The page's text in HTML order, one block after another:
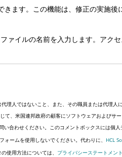
きます。この機能は、修正の実施後
ァイルの名前を入力します。アク
理人ではないこと、また、その職員または代理人
て、米国連邦政府の顧客にソフトウェアおよびサ
い合わせください。このコメントボックスには個人
ームを使用しないでください。代わりに、 HCL
使用方法については、 プライバシーステートメント